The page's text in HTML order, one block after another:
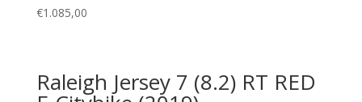
€1.085,00
Raleigh Jersey 7 (8.2) RT RED